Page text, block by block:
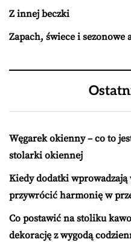
Z innej beczki
Zapach, świece i sezonowe
Węgarek okienny – co to
stolarki okiennej
Kiedy dodatki wprowadzają
przywrócić harmonię w
Co postawić na stoliku
dekorację z wygodą